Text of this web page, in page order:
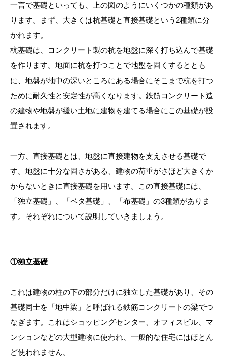
一言で基礎といっても、上の図のようにいくつかの種類があ
ります。まず、大きくは杭基礎と直接基礎という2種類に分
かれます。
杭基礎は、コンクリート製の杭を地盤に深く打ち込んで基礎
を作ります。地面に杭を打つことで地盤を固くするととも
に、地盤が地中の深いところにある場合にそこまで杭を打つ
ために耐久性と安定性が高くなります。鉄筋コンクリート造
の建物や地盤が緩い土地に建物を建てる場合にこの基礎が設
置されます。
一方、直接基礎とは、地盤に直接建物を支えさせる基礎で
す。地盤に十分な固さがある、建物の荷重がさほど大きくか
からないときに直接基礎を用います。この直接基礎には、
「独立基礎」、「ベタ基礎」、「布基礎」の3種類がありま
す。それぞれについて説明していきましょう。
①独立基礎
これは建物の柱の下の部分だけに独立した基礎があり、その
基礎同士を「地中梁」と呼ばれる鉄筋コンクリートの梁でつ
なぎます。これはショッピングセンター、オフィスビル、マ
ンションなどの大型建物に使われ、一般的な住宅にはほとん
ど使われません。